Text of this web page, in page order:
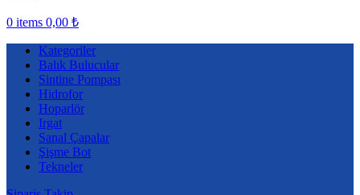
0 items 0,00 ₺
Kategoriler
Balık Bulucular
Sintine Pompası
Hidrofor
Hoparlör
Irgat
Sanal Çapalar
Şişme Bot
Tekneler